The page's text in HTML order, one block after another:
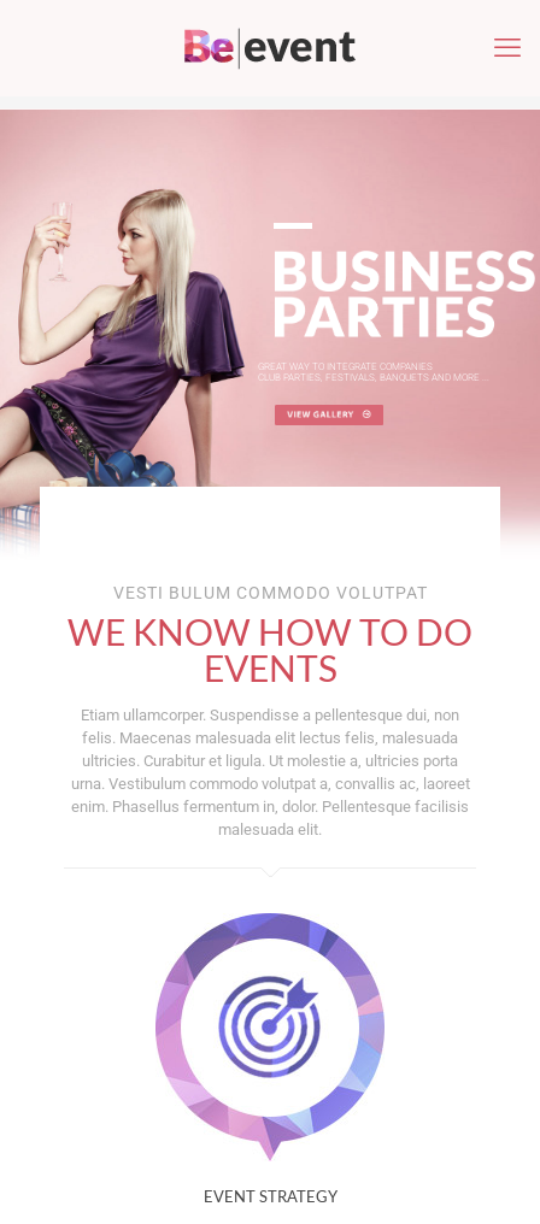
VESTI BULUM COMMODO VOLUTPAT
WE KNOW HOW TO DO
EVENTS
Etiam ullamcorper. Suspendisse a pellentesque dui, non
felis. Maecenas malesuada elit lectus felis, malesuada
ultricies. Curabitur et ligula. Ut molestie a, ultricies porta
urna. Vestibulum commodo volutpat a, convallis ac, laoreet
enim. Phasellus fermentum in, dolor. Pellentesque facilisis
malesuada elit.
EVENT STRATEGY